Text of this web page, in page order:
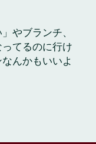
やブランチ、
てるのに行け
んかもいいよ